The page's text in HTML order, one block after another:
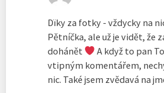
Dïky za fotky - vždycky na
Pětníčka, ale už je vidět, že
dohánět
A když to pan
vtipným komentářem,
nic. Také jsem zvědavá na